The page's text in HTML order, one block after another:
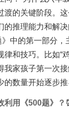
渡的关键阶段。
的推理能力和解决
》中的第一部分
律和技巧。比如“
我家孩子第一次接
的数量开始逐步
利用《500题》？